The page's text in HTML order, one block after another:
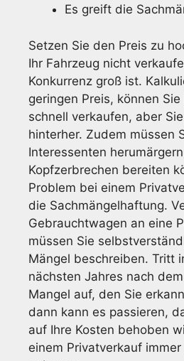
Es greift die
Setzen Sie den Preis zu
Ihr Fahrzeug nicht
Konkurrenz groß ist.
geringen Preis, können
schnell verkaufen, aber
hinterher. Zudem müssen
Interessenten
Kopfzerbrechen bereiten
Problem bei einem
die Sachmängelhaftung.
Gebrauchtwagen an eine
müssen Sie
Mängel beschreiben. Tritt
nächsten Jahres nach
Mangel auf, den Sie
dann kann es passieren,
auf Ihre Kosten behoben
einem Privatverkauf